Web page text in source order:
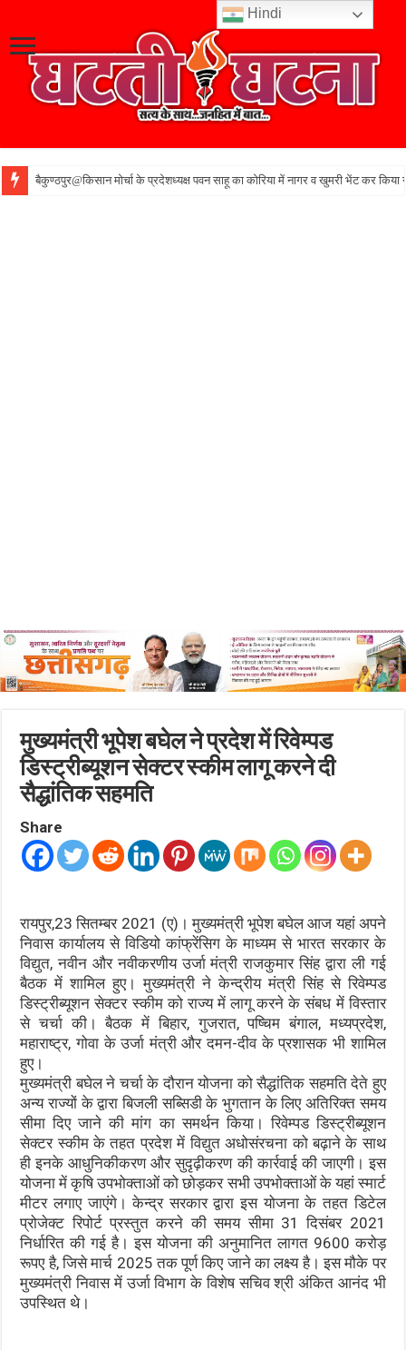
बैकुण्ठपुर@किसान मोर्चा के प्रदेशध्यक्ष पवन साहू का कोरिया में नागर व खुमरी भेंट कर किया
मुख्यमंत्री भूपेश बघेल ने प्रदेश में रिवेम्पड
डिस्ट्रीब्यूशन सेक्टर स्कीम लागू करने दी
सैद्धांतिक सहमति
Share
रायपुर,23 सितम्बर 2021 (ए)। मुख्यमंत्री भूपेश बघेल आज यहां अपने
निवास कार्यालय से विडियो कांफ्रेंसिग के माध्यम से भारत सरकार के
विद्युत, नवीन और नवीकरणीय उर्जा मंत्री राजकुमार सिंह द्वारा ली गई
बैठक में शामिल हुए। मुख्यमंत्री ने केन्द्रीय मंत्री सिंह से रिवेम्पड
डिस्ट्रीब्यूशन सेक्टर स्कीम को राज्य में लागू करने के संबध में विस्तार
से चर्चा की। बैठक में बिहार, गुजरात, पष्चिम बंगाल, मध्यप्रदेश,
महाराष्ट्र, गोवा के उर्जा मंत्री और दमन-दीव के प्रशासक भी शामिल
हुए।
मुख्यमंत्री बघेल ने चर्चा के दौरान योजना को सैद्धांतिक सहमति देते हुए
अन्य राज्यों के द्वारा बिजली सब्सिडी के भुगतान के लिए अतिरिक्त समय
सीमा दिए जाने की मांग का समर्थन किया। रिवेम्पड डिस्ट्रीब्यूशन
सेक्टर स्कीम के तहत प्रदेश में विद्युत अधोसंरचना को बढ़ाने के साथ
ही इनके आधुनिकीकरण और सुदृढ़ीकरण की कार्रवाई की जाएगी। इस
योजना में कृषि उपभोक्ताओं को छोड़कर सभी उपभोक्ताओं के यहां स्मार्ट
मीटर लगाए जाएंगे। केन्द्र सरकार द्वारा इस योजना के तहत डिटेल
प्रोजेक्ट रिपोर्ट प्रस्तुत करने की समय सीमा 31 दिसंबर 2021
निर्धारित की गई है। इस योजना की अनुमानित लागत 9600 करोड़
रूपए है, जिसे मार्च 2025 तक पूर्ण किए जाने का लक्ष्य है। इस मौके पर
मुख्यमंत्री निवास में उर्जा विभाग के विशेष सचिव श्री अंकित आनंद भी
उपस्थित थे।
Hindi